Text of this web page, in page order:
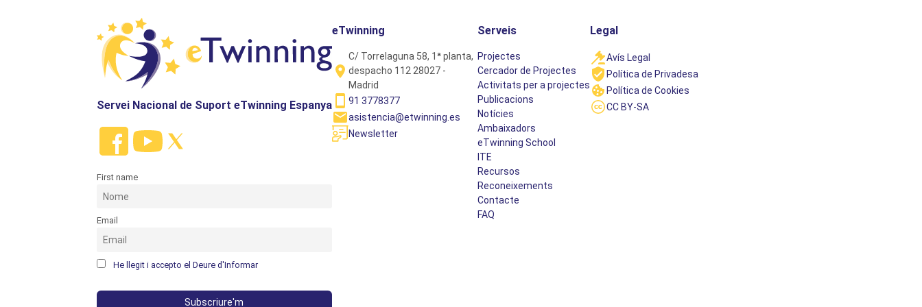
Servei Nacional de Suport eTwinning Espanya
First name
Email
He llegit i accepto el Deure d'Informar
eTwinning
C/ Torrelaguna 58, 1ª planta,
despacho 112 28027 -
Madrid
91 3778377
asistencia@etwinning.es
Newsletter
Serveis
Projectes
Cercador de Projectes
Activitats per a projectes
Publicacions
Notícies
Ambaixadors
eTwinning School
ITE
Recursos
Reconeixements
Contacte
FAQ
Legal
Avís Legal
Política de Privadesa
Política de Cookies
CC BY-SA